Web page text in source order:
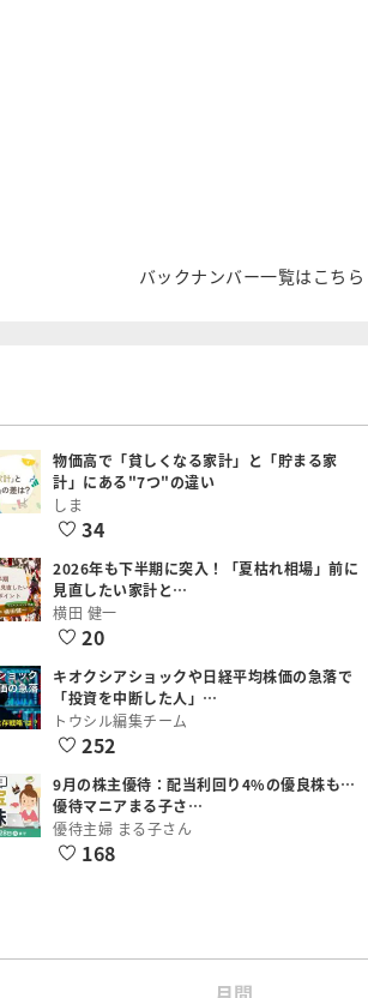
バックナンバー一覧はこちら
物価高で「貧しくなる家計」と「貯まる家
計」にある"7つ"の違い
しま
34
2026年も下半期に突入！「夏枯れ相場」前に
見直したい家計と…
横田 健一
20
キオクシアショックや日経平均株価の急落で
「投資を中断した人」…
トウシル編集チーム
252
9月の株主優待：配当利回り4%の優良株も…
優待マニアまる子さ…
優待主婦 まる子さん
168